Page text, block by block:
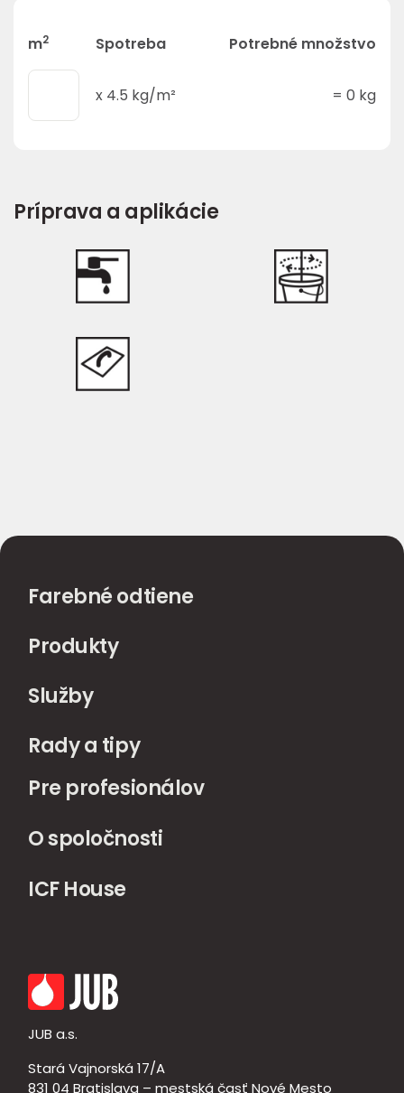
m2 Spotreba Potrebné množstvo
x 4.5 kg/m² = 0 kg
Príprava a aplikácie
Farebné odtiene
Produkty
Služby
Rady a tipy
Pre profesionálov
O spoločnosti
ICF House
JUB a.s.
Stará Vajnorská 17/A
831 04 Bratislava – mestská časť Nové Mesto